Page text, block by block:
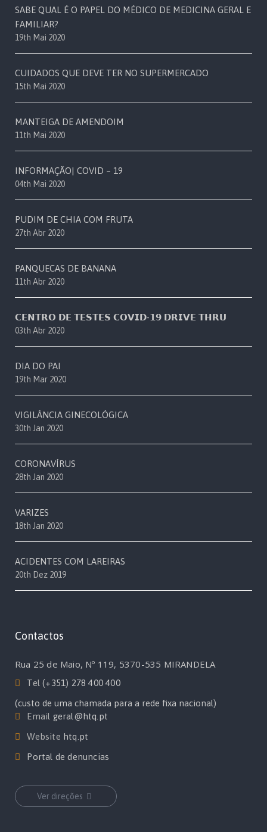
SABE QUAL É O PAPEL DO MÉDICO DE MEDICINA GERAL E
FAMILIAR?
19th Mai 2020
CUIDADOS QUE DEVE TER NO SUPERMERCADO
15th Mai 2020
MANTEIGA DE AMENDOIM
11th Mai 2020
INFORMAÇÃO| COVID – 19
04th Mai 2020
PUDIM DE CHIA COM FRUTA
27th Abr 2020
PANQUECAS DE BANANA
11th Abr 2020
𝗖𝗘𝗡𝗧𝗥𝗢 𝗗𝗘 𝗧𝗘𝗦𝗧𝗘𝗦 𝗖𝗢𝗩𝗜𝗗-𝟭𝟵 𝗗𝗥𝗜𝗩𝗘 𝗧𝗛𝗥𝗨
03th Abr 2020
DIA DO PAI
19th Mar 2020
VIGILÂNCIA GINECOLÓGICA
30th Jan 2020
CORONAVÍRUS
28th Jan 2020
VARIZES
18th Jan 2020
ACIDENTES COM LAREIRAS
20th Dez 2019
Contactos
Rua 25 de Maio, Nº 119, 5370-535 MIRANDELA
Tel(+351) 278 400 400
(custo de uma chamada para a rede fixa nacional)
Email geral@htq.pt
Website htq.pt
Portal de denuncias
Ver direções